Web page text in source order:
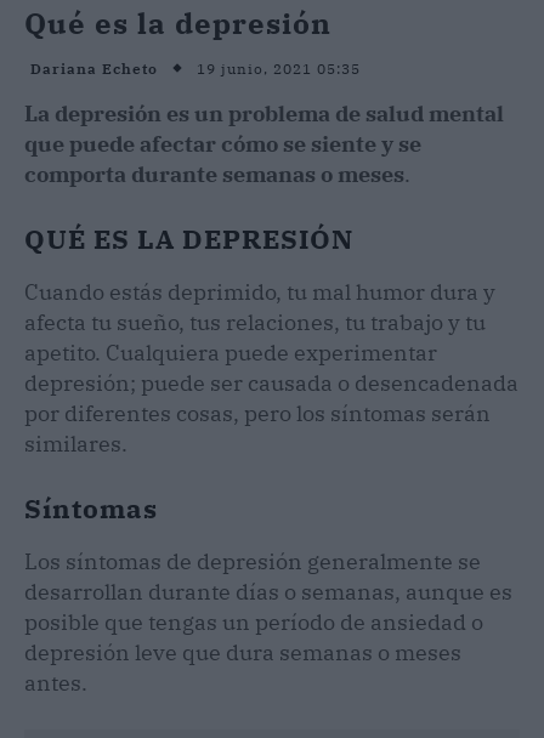
Qué es la depresión
Dariana Echeto 19 junio, 2021 05:35
La depresión es un problema de salud mental
que puede afectar cómo se siente y se
comporta durante semanas o meses.
QUÉ ES LA DEPRESIÓN
Cuando estás deprimido, tu mal humor dura y
afecta tu sueño, tus relaciones, tu trabajo y tu
apetito. Cualquiera puede experimentar
depresión; puede ser causada o desencadenada
por diferentes cosas, pero los síntomas serán
similares.
Síntomas
Los síntomas de depresión generalmente se
desarrollan durante días o semanas, aunque es
posible que tengas un período de ansiedad o
depresión leve que dura semanas o meses
antes.